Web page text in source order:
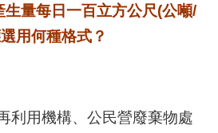
量每日一百立方公尺(公噸/
用何種格式？
利用機構、公民營廢棄物處